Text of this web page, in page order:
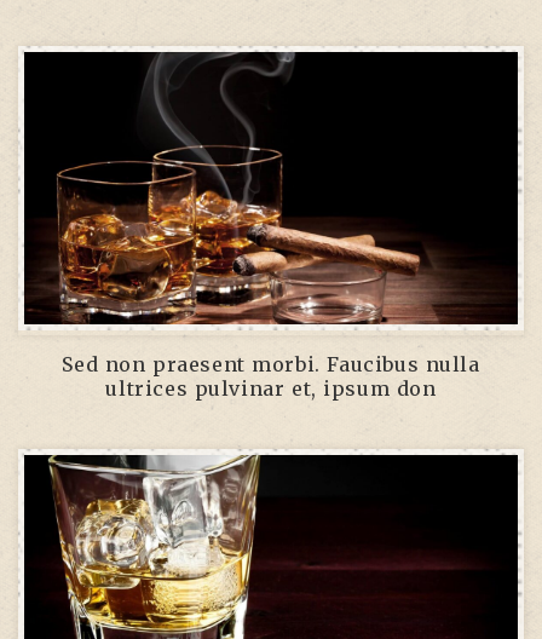
Sed non praesent morbi. Faucibus nulla
ultrices pulvinar et, ipsum don